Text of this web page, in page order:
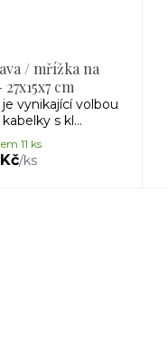
/ mřížka na
cm
vynikající volbou
s kl...
/ks
11 ks